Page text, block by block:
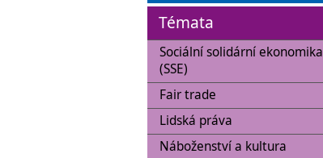
Témata
Sociální solidární ekonomika
(SSE)
Fair trade
Lidská práva
Náboženství a kultura